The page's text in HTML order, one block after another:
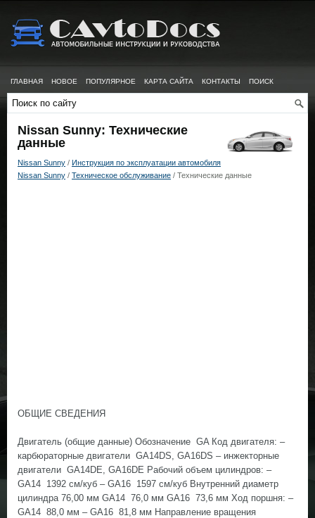
ГЛАВНАЯ НОВОЕ ПОПУЛЯРНОЕ КАРТА САЙТА КОНТАКТЫ ПОИСК
Nissan Sunny: Технические
данные
Nissan Sunny / Инструкция по эксплуатации автомобиля
Nissan Sunny / Техническое обслуживание / Технические данные
ОБЩИЕ СВЕДЕНИЯ
Двигатель (общие данные) Обозначение GA Код двигателя: –
карбюраторные двигатели GA14DS, GA16DS – инжекторные
двигатели GA14DE, GA16DE Рабочий объем цилиндров: –
GA14 1392 см/куб – GA16 1597 см/куб Внутренний диаметр
цилиндра 76,00 мм GA14 76,0 мм GA16 73,6 мм Ход поршня: –
GA14 88,0 мм – GA16 81,8 мм Направление вращения